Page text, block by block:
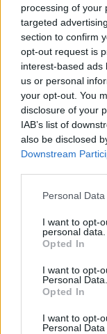
processing of your
targeted
section to confirm
opt-out request is
interest-based ads
us or personal
your opt-out. You
disclosure of your
IAB’s list of
also be disclosed
Downstream
Personal
I want to opt-
personal data.
Opted In
I want to opt-
Personal Data.
Opted In
I want to opt-
Personal Data
mit Ihrer
für den
Suche
Geben
Suche
nach
Buchstaben
Puzzles
Level 953
Buchstaben:
Buchstaben:
Hier können Sie